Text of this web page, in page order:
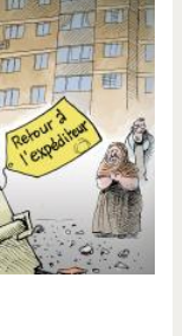
arabe à
Syrie
du Nord: guerre ou